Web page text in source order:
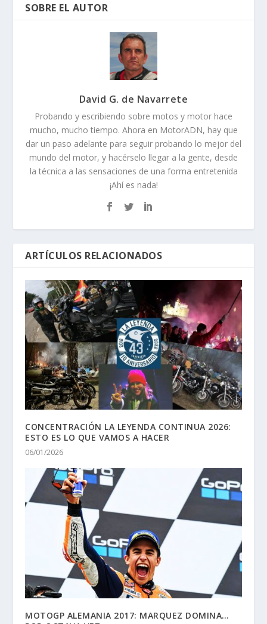
SOBRE EL AUTOR
David G. de Navarrete
Probando y escribiendo sobre motos y motor hace
mucho, mucho tiempo. Ahora en MotorADN, hay que
dar un paso adelante para seguir probando lo mejor del
mundo del motor, y hacérselo llegar a la gente, desde
la técnica a las sensaciones de una forma entretenida
¡Ahí es nada!
ARTÍCULOS RELACIONADOS
CONCENTRACIÓN LA LEYENDA CONTINUA 2026:
ESTO ES LO QUE VAMOS A HACER
06/01/2026
MOTOGP ALEMANIA 2017: MARQUEZ DOMINA…